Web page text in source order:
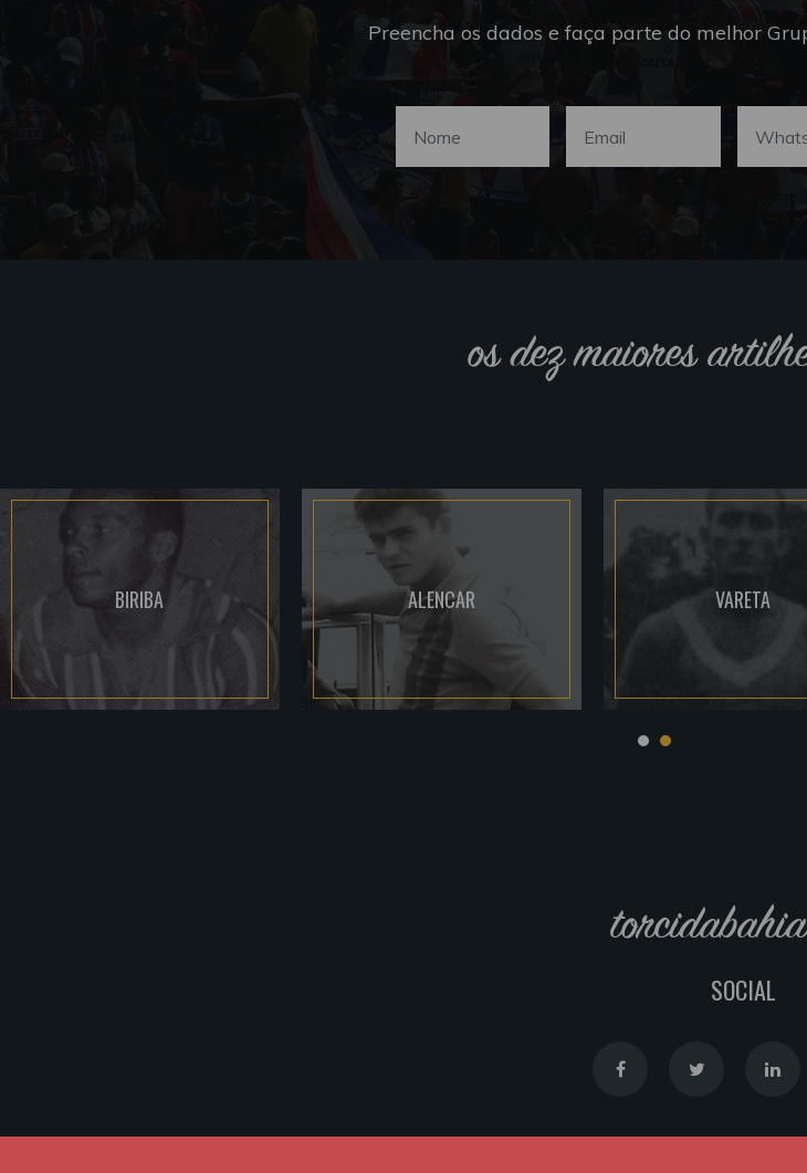
Preencha os dados e faça parte do melhor
os dez maiores
BIRIBA ALENCAR VARETA
SOCIAL